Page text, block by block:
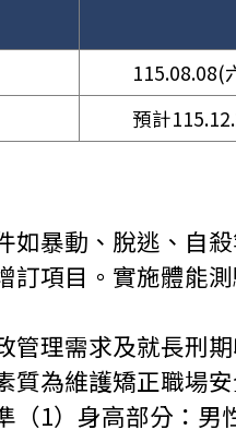
115.08.08(
預計
如暴動、脫逃、自
項目。實施體能
管理需求及就長刑
質為維護矯正職場
（1）身高部分：